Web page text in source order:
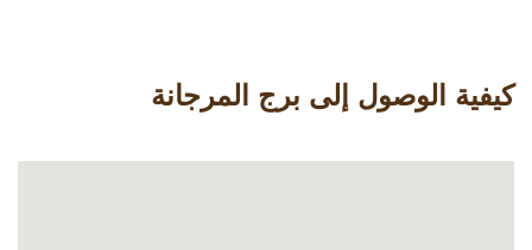
كيفية الوصول إلى برج المرجانة